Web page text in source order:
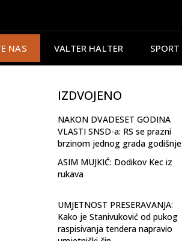
NAS VALTER HALTER SPORT
IZDVOJENO
NAKON DVADESET GODINA
VLASTI SNSD-a: RS se prazni
brzinom jednog grada godišnje
ASIM MUJKIĆ: Dodikov Kec iz
rukava
UMJETNOST PRESERAVANJA:
Kako je Stanivuković od pukog
raspisivanja tendera napravio